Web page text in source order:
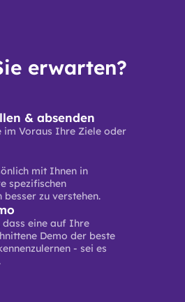
erwarten?
& absenden
im Voraus Ihre Ziele oder
mit Ihnen in
spezifischen
zu verstehen.
eine auf Ihre
Demo der beste
- sei es